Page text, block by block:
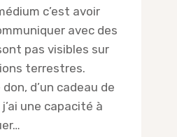
c’est avoir
avec des
pas visibles sur
terrestres.
d’un cadeau de
une capacité à